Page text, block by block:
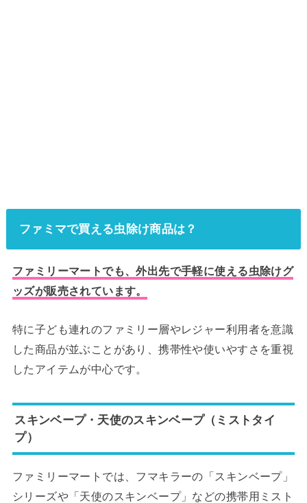
ファミマで買える虫除け商品は？
ファミリーマートでも、外出先で手軽に使える虫除けグ
ッズが販売されています。
特に子ども連れのファミリー層やレジャー利用者を意識
した商品が並ぶことがあり、携帯性や使いやすさを重視
したアイテムが中心です。
スキンベープ・天使のスキンベープ（ミストタイ
プ）
ファミリーマートでは、フマキラーの「スキンベープ」
シリーズや「天使のスキンベープ」などの携帯用ミスト